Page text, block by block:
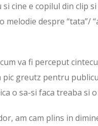
cine e copilul din clip
melodie despre
va fi perceput
greutz pentru
o sa-si faca treaba si
am cam plins in